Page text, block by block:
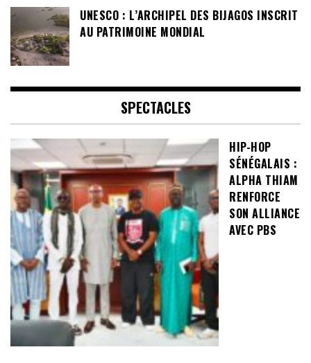
UNESCO : L’ARCHIPEL DES BIJAGOS INSCRIT
AU PATRIMOINE MONDIAL
SPECTACLES
HIP-HOP
SÉNÉGALAIS :
ALPHA THIAM
RENFORCE
SON ALLIANCE
AVEC PBS